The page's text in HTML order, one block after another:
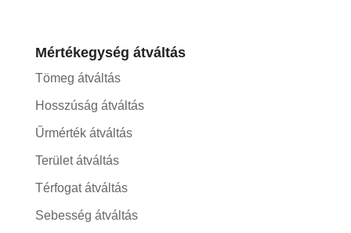
Mértékegység átváltás
Tömeg átváltás
Hosszúság átváltás
Űrmérték átváltás
Terület átváltás
Térfogat átváltás
Sebesség átváltás